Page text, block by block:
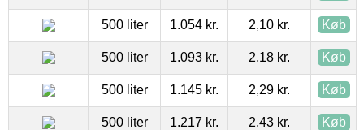
500 liter 1.054 kr. 2,10 kr. Køb
500 liter 1.093 kr. 2,18 kr. Køb
500 liter 1.145 kr. 2,29 kr. Køb
500 liter 1.217 kr. 2,43 kr. Køb